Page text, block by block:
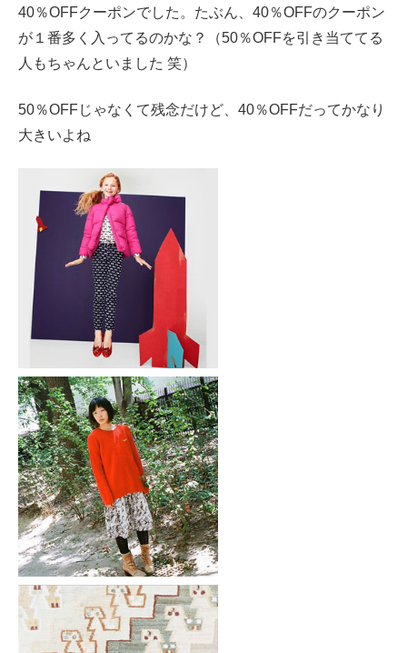
40％OFFクーポンでした。たぶん、40％OFFのクーポン
が１番多く入ってるのかな？（50％OFFを引き当ててる
人もちゃんといました 笑）
50％OFFじゃなくて残念だけど、40％OFFだってかなり
大きいよね